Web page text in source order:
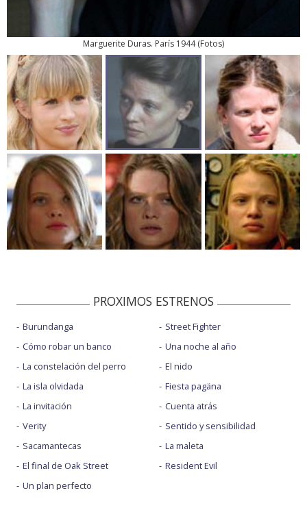
Marguerite Duras. París 1944(Fotos)
PROXIMOS ESTRENOS
Burundanga
Cómo robar un banco
La constelación del perro
La isla olvidada
La invitación
Verity
Sacamantecas
El final de Oak Street
Un plan perfecto
Street Fighter
Una noche al año
El nido
Fiesta pagäna
Cuenta atrás
Sentido y sensibilidad
La maleta
Resident Evil